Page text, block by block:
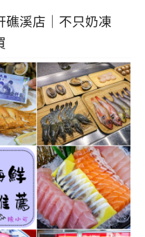
礁溪店｜不只奶凍